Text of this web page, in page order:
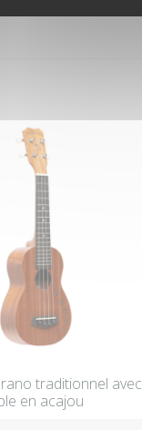
traditionnel avec
en acajou